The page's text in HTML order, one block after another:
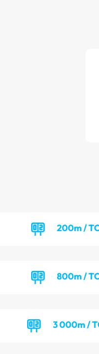
200m /
800m /
3 000m /